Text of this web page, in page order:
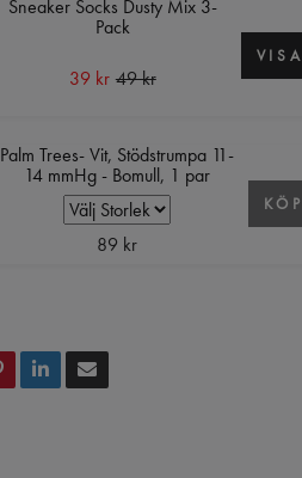
Sneaker Socks Dusty Mix 3-
Pack
39 kr 49 kr
VISA
Palm Trees- Vit, Stödstrumpa 11-
14 mmHg - Bomull, 1 par
89 kr
KÖP